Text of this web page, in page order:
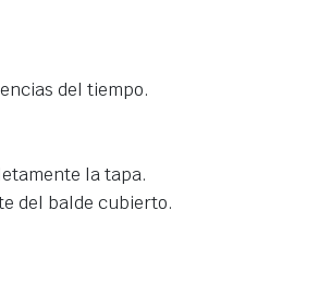
del tiempo.
la tapa.
del balde cubierto.